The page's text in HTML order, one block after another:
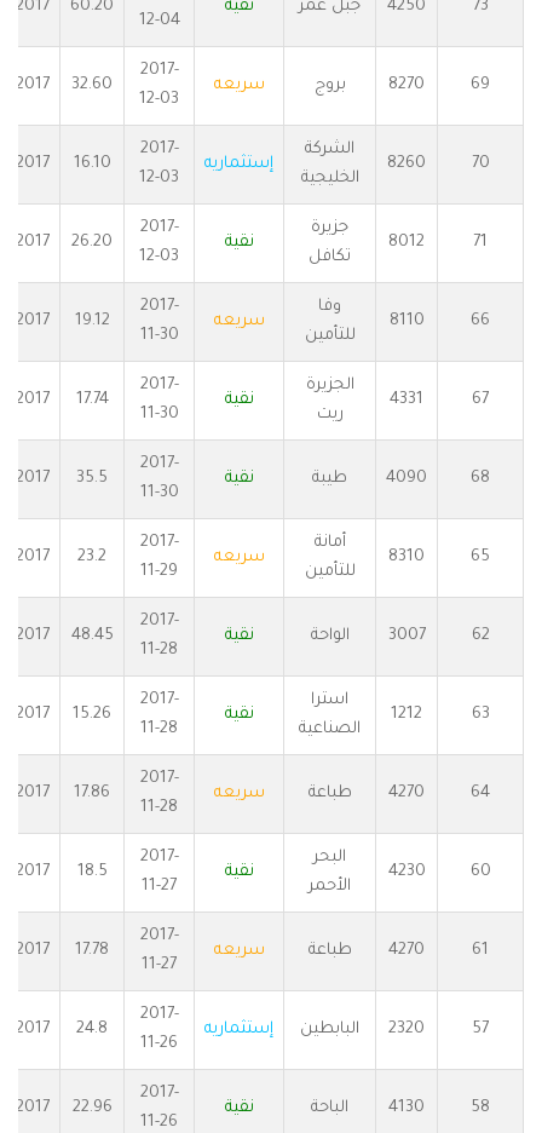
73
4250 جبل عمر نقية
12-04
60.20
2017
69
8270 بروج سريعه
2017-
12-03
32.60
2017
70
8260
الشركة
الخليجية
إستثماريه
2017-
12-03
16.10
2017
71
8012
جزيرة
تكافل
نقية
2017-
12-03
26.20
2017
66
8110
وفا
للتأمين
سريعه
2017-
11-30
19.12
2017
67
4331
الجزيرة
ريت
نقية
2017-
11-30
17.74
2017
68
4090 طيبة نقية
2017-
11-30
35.5
2017
65
8310
أمانة
للتأمين
سريعه
2017-
11-29
23.2
2017
62
3007 الواحة نقية
2017-
11-28
48.45
2017
63
1212
استرا
الصناعية
نقية
2017-
11-28
15.26
2017
64
4270 طباعة سريعه
2017-
11-28
17.86
2017
60
4230
البحر
الأحمر
نقية
2017-
11-27
18.5
2017
61
4270 طباعة سريعه
2017-
11-27
17.78
2017
57
2320 البابطين إستثماريه
2017-
11-26
24.8
2017
58
4130 الباحة نقية
2017-
11-26
22.96
2017